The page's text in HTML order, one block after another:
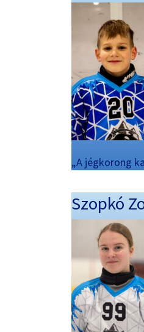
„A jégkorong
Szopkó